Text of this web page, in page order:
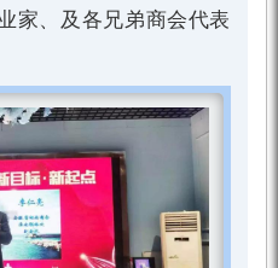
家、及各兄弟商会代表